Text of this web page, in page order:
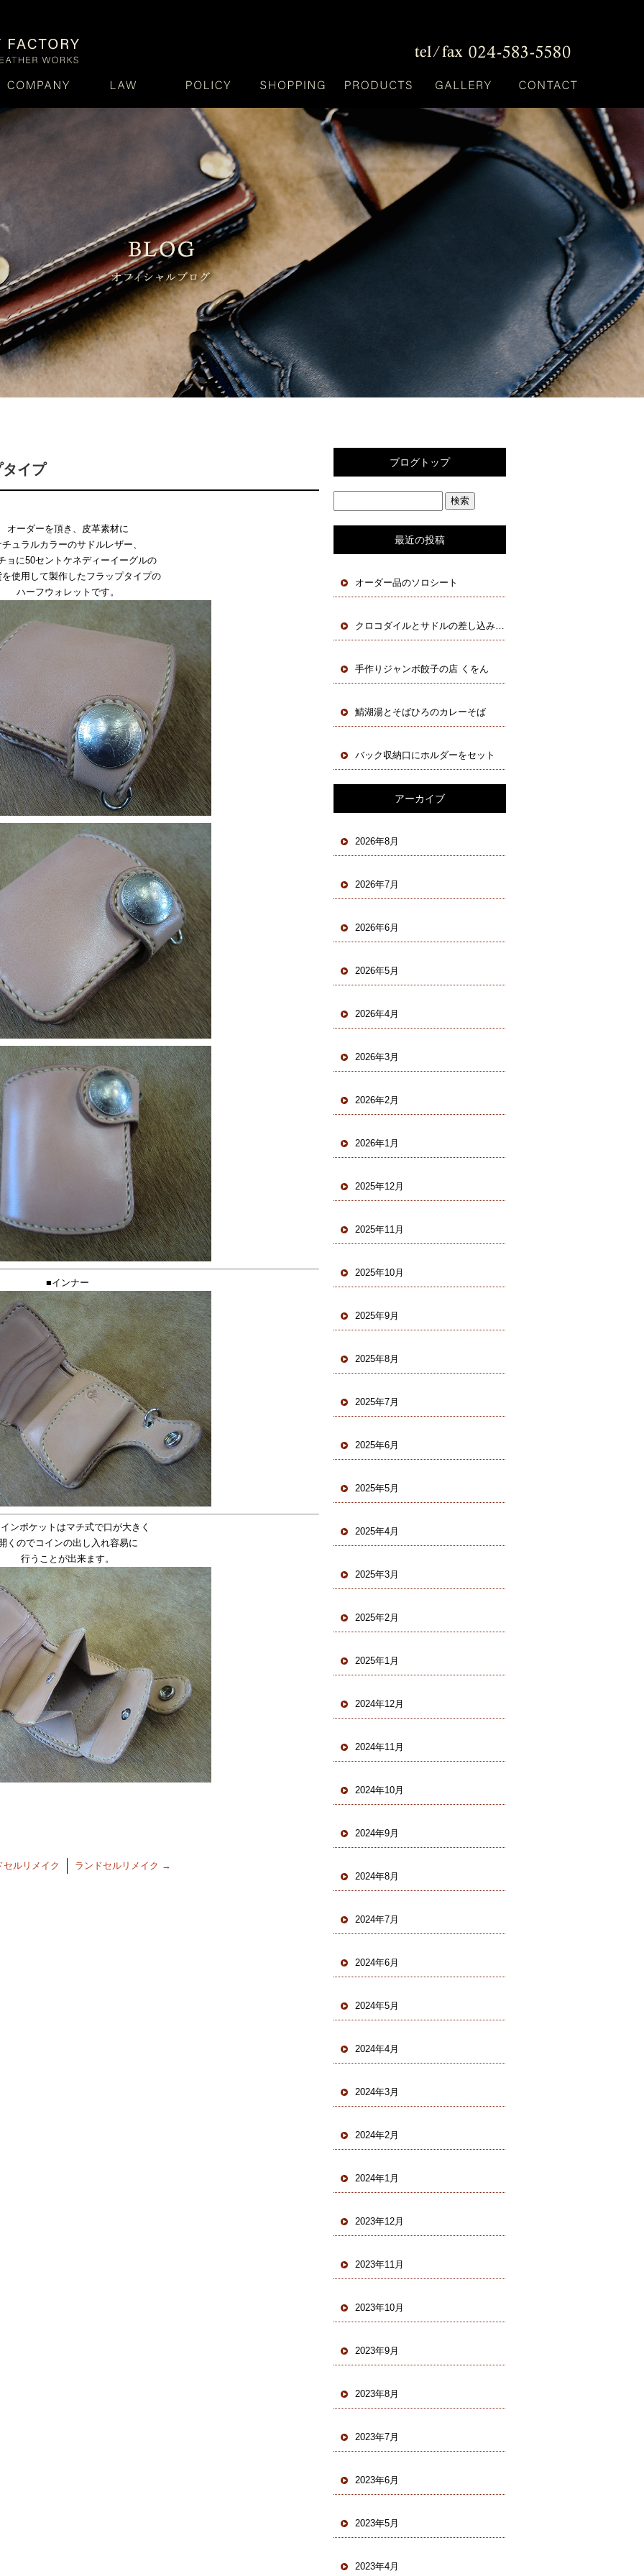
イプ
オーダーを頂き、皮革素材に
チュラルカラーのサドルレザー、
ョに50セントケネディーイーグルの
を使用して製作したフラップタイプの
ハーフウォレットです。
■インナー
ンポケットはマチ式で口が大きく
くのでコインの出し入れ容易に
行うことが出来ます。
ルリメイク ランドセルリメイク →
ブログトップ
最近の投稿
オーダー品のソロシート
クロコダイルとサドルの差し込みフラップコインケース
手作りジャンボ餃子の店 くをん
鯖湖湯とそばひろのカレーそば
バック収納口にホルダーをセット
アーカイブ
2026年8月
2026年7月
2026年6月
2026年5月
2026年4月
2026年3月
2026年2月
2026年1月
2025年12月
2025年11月
2025年10月
2025年9月
2025年8月
2025年7月
2025年6月
2025年5月
2025年4月
2025年3月
2025年2月
2025年1月
2024年12月
2024年11月
2024年10月
2024年9月
2024年8月
2024年7月
2024年6月
2024年5月
2024年4月
2024年3月
2024年2月
2024年1月
2023年12月
2023年11月
2023年10月
2023年9月
2023年8月
2023年7月
2023年6月
2023年5月
2023年4月